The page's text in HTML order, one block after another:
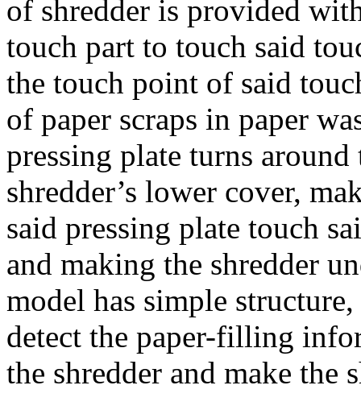
of shredder is provided
touch part to touch said
the touch point of said
of paper scraps in paper
pressing plate turns
shredder’s lower cover,
said pressing plate touch
and making the shredder
model has simple
detect the paper-filling
the shredder and make the